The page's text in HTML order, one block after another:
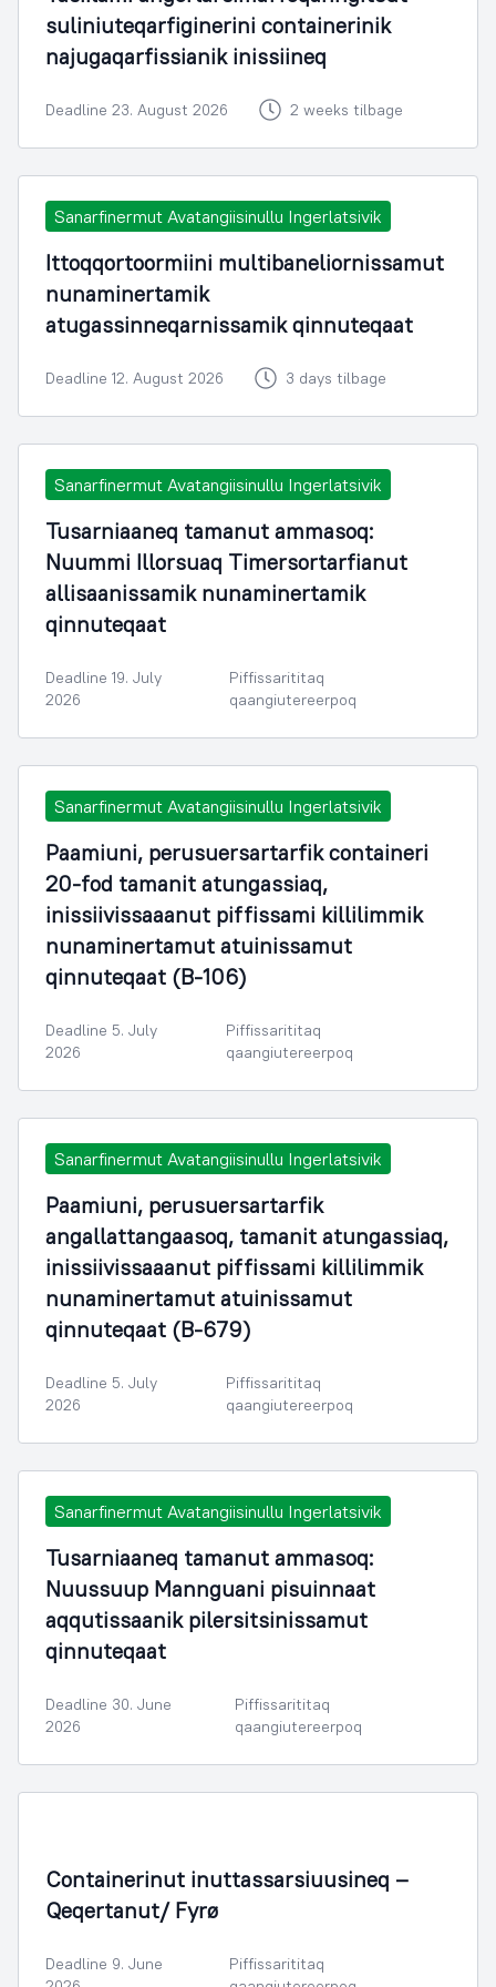
suliniuteqarfiginerini containerinik
najugaqarfissianik inissiineq
Deadline 23. August 2026 2 weeks tilbage
Sanarfinermut Avatangiisinullu Ingerlatsivik
Ittoqqortoormiini multibaneliornissamut
nunaminertamik
atugassinneqarnissamik qinnuteqaat
Deadline 12. August 2026 3 days tilbage
Sanarfinermut Avatangiisinullu Ingerlatsivik
Tusarniaaneq tamanut ammasoq:
Nuummi Illorsuaq Timersortarfianut
allisaanissamik nunaminertamik
qinnuteqaat
Deadline 19. July
2026
Piffissarititaq
qaangiutereerpoq
Sanarfinermut Avatangiisinullu Ingerlatsivik
Paamiuni, perusuersartarfik containeri
20-fod tamanit atungassiaq,
inissiivissaaanut piffissami killilimmik
nunaminertamut atuinissamut
qinnuteqaat (B-106)
Deadline 5. July
2026
Piffissarititaq
qaangiutereerpoq
Sanarfinermut Avatangiisinullu Ingerlatsivik
Paamiuni, perusuersartarfik
angallattangaasoq, tamanit atungassiaq,
inissiivissaaanut piffissami killilimmik
nunaminertamut atuinissamut
qinnuteqaat (B-679)
Deadline 5. July
2026
Piffissarititaq
qaangiutereerpoq
Sanarfinermut Avatangiisinullu Ingerlatsivik
Tusarniaaneq tamanut ammasoq:
Nuussuup Mannguani pisuinnaat
aqqutissaanik pilersitsinissamut
qinnuteqaat
Deadline 30. June
2026
Piffissarititaq
qaangiutereerpoq
Containerinut inuttassarsiuusineq –
Qeqertanut/ Fyrø
Deadline 9. June
Piffissarititaq